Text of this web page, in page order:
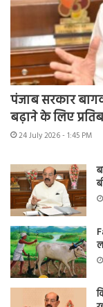
पंजाब सरकार
बढ़ाने के लिए
24 July 2026 - 1:45 PM